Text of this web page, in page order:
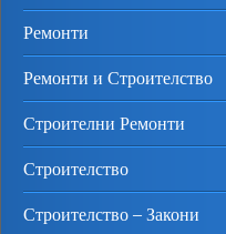
Ремонти
Ремонти и Строителство
Строителни Ремонти
Строителство
Строителство – Закони